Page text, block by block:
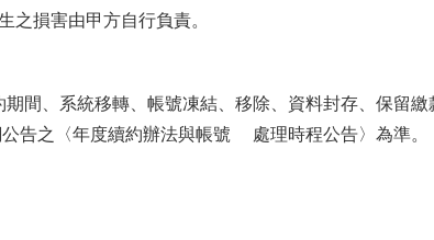
之損害由甲方自行負責。
間、系統移轉、帳號凍結、移除、資料封存、保留繳
告之〈年度續約辦法與帳號 處理時程公告〉為準。